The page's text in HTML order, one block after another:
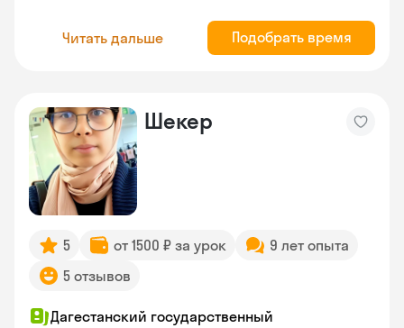
Читать дальше Подобрать время
Шекер
5 от 1500 ₽ за урок
9 лет опыта
5 отзывов
Дагестанский государственный